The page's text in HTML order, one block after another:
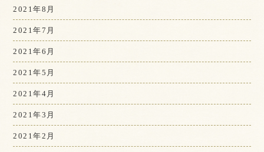
2021年8月
2021年7月
2021年6月
2021年5月
2021年4月
2021年3月
2021年2月